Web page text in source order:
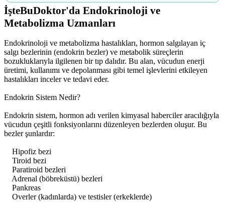
İşteBuDoktor'da Endokrinoloji ve
Metabolizma Uzmanları
Endokrinoloji ve metabolizma hastalıkları, hormon salgılayan iç
salgı bezlerinin (endokrin bezler) ve metabolik süreçlerin
bozukluklarıyla ilgilenen bir tıp dalıdır. Bu alan, vücudun enerji
üretimi, kullanımı ve depolanması gibi temel işlevlerini etkileyen
hastalıkları inceler ve tedavi eder.
Endokrin Sistem Nedir?
Endokrin sistem, hormon adı verilen kimyasal haberciler aracılığıyla
vücudun çeşitli fonksiyonlarını düzenleyen bezlerden oluşur. Bu
bezler şunlardır:
Hipofiz bezi
Tiroid bezi
Paratiroid bezleri
Adrenal (böbreküstü) bezleri
Pankreas
Overler (kadınlarda) ve testisler (erkeklerde)